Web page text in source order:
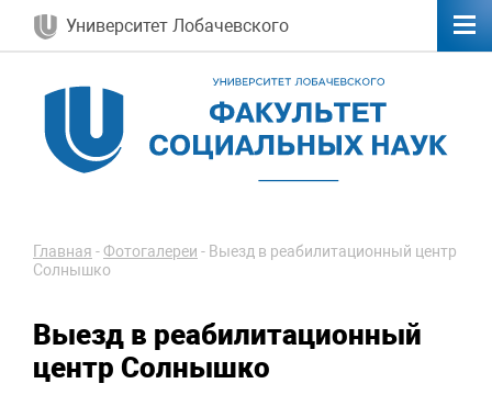
Университет Лобачевского
Главная -Фотогалереи - Выезд в реабилитационный центр
Солнышко
Выезд в реабилитационный
центр Солнышко